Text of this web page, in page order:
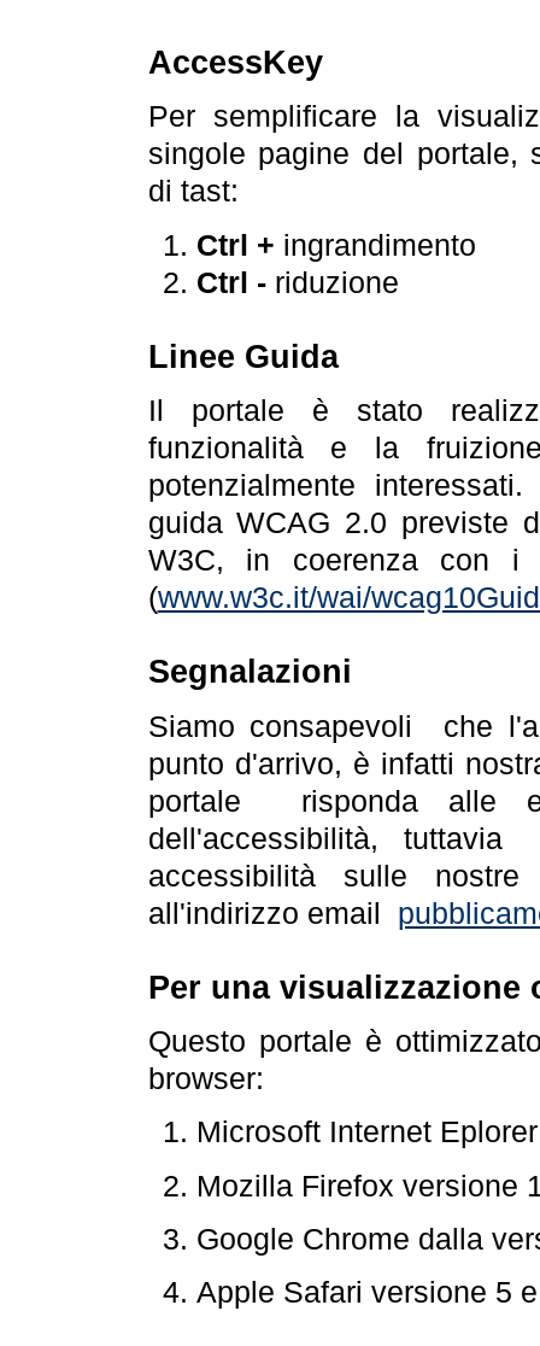
AccessKey
Per semplificare la
singole pagine del portale,
di tast:
Ctrl + ingrandimento
Ctrl -riduzione
Linee Guida
Il portale è stato
funzionalità e la
potenzialmente
guida WCAG 2.0 previste
W3C, in coerenza con i
(www.w3c.it/wai/
Segnalazioni
Siamo consapevoli che
punto d'arrivo, è infatti
portale risponda alle
dell'accessibilità,
accessibilità sulle
all'indirizzo email
Per una visualizzazione
Questo portale è
browser:
Microsoft Internet
Mozilla Firefox versione
Google Chrome dalla
Apple Safari versione 5